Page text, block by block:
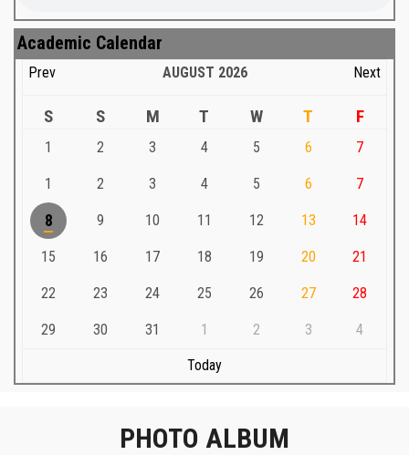
Academic Calendar
Prev AUGUST 2026 Next
S S M T W T F
1 2 3 4 5 6 7
1 2 3 4 5 6 7
8 9 10 11 12 13 14
15 16 17 18 19 20 21
22 23 24 25 26 27 28
29 30 31 1 2 3 4
Today
PHOTO ALBUM